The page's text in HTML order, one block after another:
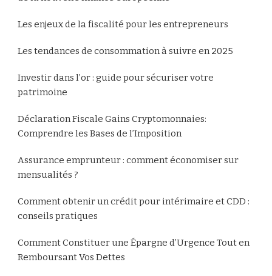
Les enjeux de la fiscalité pour les entrepreneurs
Les tendances de consommation à suivre en 2025
Investir dans l’or : guide pour sécuriser votre
patrimoine
Déclaration Fiscale Gains Cryptomonnaies:
Comprendre les Bases de l’Imposition
Assurance emprunteur : comment économiser sur
mensualités ?
Comment obtenir un crédit pour intérimaire et CDD :
conseils pratiques
Comment Constituer une Épargne d’Urgence Tout en
Remboursant Vos Dettes